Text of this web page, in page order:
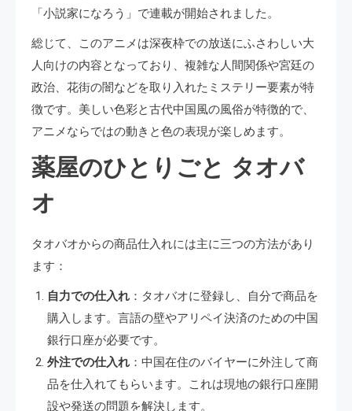
「小説家になろう」で連載が開始されました。
総じて、このアニメは深夜枠での放送にふさわしい大
人向けの内容となっており、複雑な人間関係や宮廷の
政治、花街の闇などを取り入れたミステリー要素が特
徴です。美しい色彩と古代中国風の風俗が特徴的で、
アニメならではの動きと色の表現が楽しめます​​​​​​。
薬屋のひとりごと タオバ
オ
タオバオからの商品仕入れには主に三つの方法があり
ます：
自力での仕入れ ：タオバオに登録し、自分で商品を
購入します。言語の壁やアリペイ決済のための中国
銀行口座が必要です。
外注での仕入れ ：中国在住のバイヤーに外注して商
品を仕入れてもらいます。これは現地の銀行口座開
設や発送の問題を解決します。